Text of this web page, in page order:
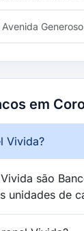
Avenida
em
Vivida?
são
unidades de